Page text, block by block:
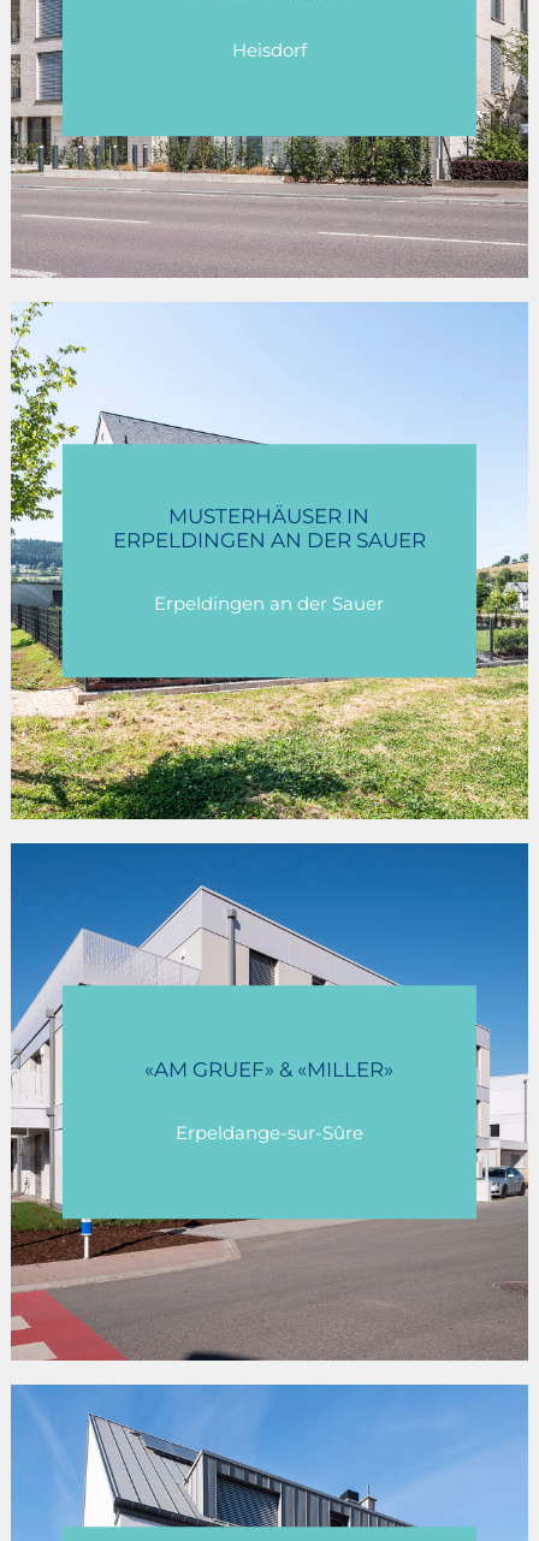
Heisdorf
MUSTERHÄUSER IN
ERPELDINGEN AN DER SAUER
Erpeldingen an der Sauer
«AM GRUEF» & «MILLER»
Erpeldange-sur-Sûre